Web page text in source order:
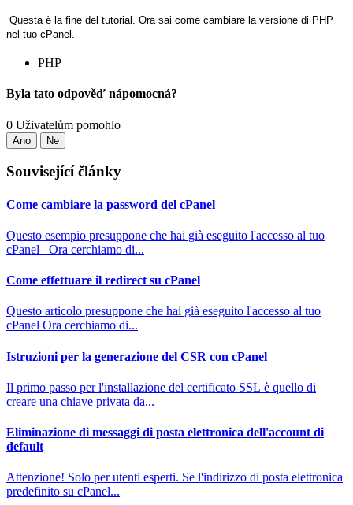
Questa è la fine del tutorial. Ora sai come cambiare la versione di PHP
nel tuo cPanel.
PHP
Byla tato odpověď nápomocná?
0 Uživatelům pomohlo
Ano Ne
Související články
Come cambiare la password del cPanel
Questo esempio presuppone che hai già eseguito l'accesso al tuo
cPanel Ora cerchiamo di...
Come effettuare il redirect su cPanel
Questo articolo presuppone che hai già eseguito l'accesso al tuo
cPanel Ora cerchiamo di...
Istruzioni per la generazione del CSR con cPanel
Il primo passo per l'installazione del certificato SSL è quello di
creare una chiave privata da...
Eliminazione di messaggi di posta elettronica dell'account di
default
Attenzione! Solo per utenti esperti. Se l'indirizzo di posta elettronica
predefinito su cPanel...